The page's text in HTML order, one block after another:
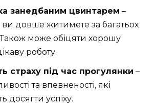
занедбаним цвинтарем –
ви довше житимете за багатьох
може обіцяти хорошу
роботу.
страху під час прогулянки –
та впевненості, які
досягти успіху.